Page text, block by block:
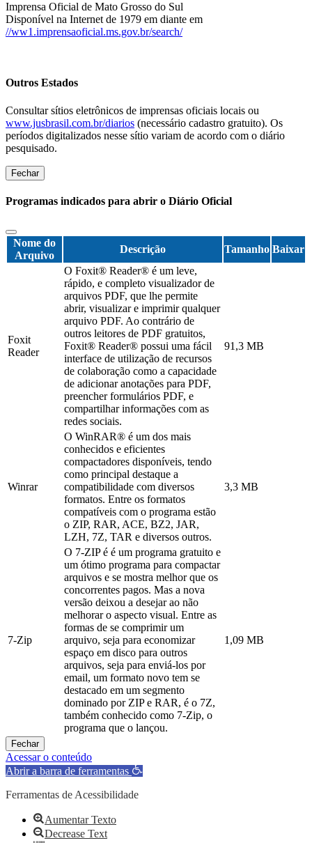
Imprensa Oficial de Mato Grosso do Sul
Disponível na Internet de 1979 em diante em
//ww1.imprensaoficial.ms.gov.br/search/
Outros Estados
Consultar sítios eletrônicos de imprensas oficiais locais ou
www.jusbrasil.com.br/diarios (necessário cadastro gratuito). Os
períodos digitalizados nesse sítio variam de acordo com o diário
pesquisado.
Fechar
Programas indicados para abrir o Diário Oficial
Nome do
Arquivo
Descrição Tamanho Baixar
Foxit
Reader
O Foxit® Reader® é um leve,
rápido, e completo visualizador de
arquivos PDF, que lhe permite
abrir, visualizar e imprimir qualquer
arquivo PDF. Ao contrário de
outros leitores de PDF gratuitos,
Foxit® Reader® possui uma fácil
interface de utilização de recursos
de colaboração como a capacidade
de adicionar anotações para PDF,
preencher formulários PDF, e
compartilhar informações com as
redes sociais.
91,3 MB
Winrar
O WinRAR® é um dos mais
conhecidos e eficientes
compactadores disponíveis, tendo
como principal destaque a
compatibilidade com diversos
formatos. Entre os formatos
compatíveis com o programa estão
o ZIP, RAR, ACE, BZ2, JAR,
LZH, 7Z, TAR e diversos outros.
3,3 MB
7-Zip
O 7-ZIP é é um programa gratuito e
um ótimo programa para compactar
arquivos e se mostra melhor que os
concorrentes pagos. Mas a nova
versão deixou a desejar ao não
melhorar o aspecto visual. Entre as
formas de se comprimir um
arquivo, seja para economizar
espaço em disco para outros
arquivos, seja para enviá-los por
email, um formato novo tem se
destacado em um segmento
dominado por ZIP e RAR, é o 7Z,
também conhecido como 7-Zip, o
programa que o lançou.
1,09 MB
Fechar
Acessar o conteúdo
Abrir a barra de ferramentas
Ferramentas de Acessibilidade
Aumentar Texto
Decrease Text